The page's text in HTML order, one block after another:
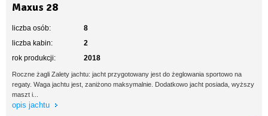
Maxus 28
liczba osób:
8
liczba kabin:
2
rok produkcji:
2018
Roczne żagli Zalety jachtu: jacht przygotowany jest do żeglowania sportowo na
regaty. Waga jachtu jest, zaniżono maksymalnie. Dodatkowo jacht posiada, wyższy
maszt i...
opis jachtu